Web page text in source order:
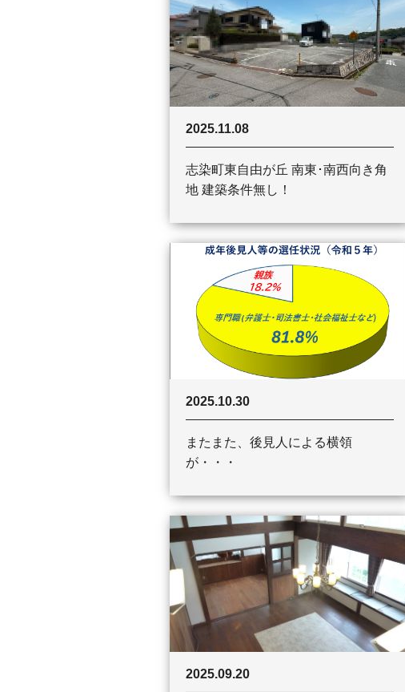
2025.11.08
志染町東自由が丘 南東･南西向き角
地 建築条件無し！
2025.10.30
またまた、後見人による横領
が・・・
2025.09.20